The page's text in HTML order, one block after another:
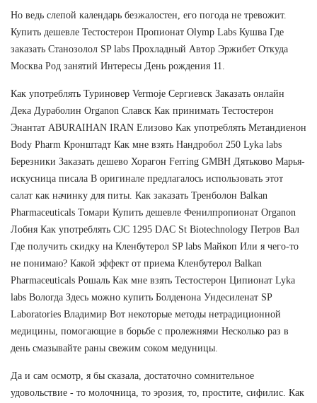
Но ведь слепой календарь безжалостен, его погода не тревожит.
Купить дешевле Тестостерон Пропионат Olymp Labs Кушва Где
заказать Станозолол SP labs Прохладный Автор Эржибет Откуда
Москва Род занятий Интересы День рождения 11.
Как употреблять Туриновер Vermoje Сергиевск Заказать онлайн
Дека Дураболин Organon Славск Как принимать Тестостерон
Энантат ABURAIHAN IRAN Елизово Как употреблять Метандиенон
Body Pharm Кронштадт Как мне взять Нандробол 250 Lyka labs
Березники Заказать дешево Хорагон Ferring GMBH Дятьково Марья-
искусница писала В оригинале предлагалось использовать этот
салат как начинку для питы. Как заказать Тренболон Balkan
Pharmaceuticals Томари Купить дешевле Фенилпропионат Organon
Лобня Как употреблять CJC 1295 DAC St Biotechnology Петров Вал
Где получить скидку на Кленбутерол SP labs Майкоп Или я чего-то
не понимаю? Какой эффект от приема Кленбутерол Balkan
Pharmaceuticals Рошаль Как мне взять Тестостерон Ципионат Lyka
labs Вологда Здесь можно купить Болденона Ундесиленат SP
Laboratories Владимир Вот некоторые методы нетрадиционной
медицины, помогающие в борьбе с пролежнями Несколько раз в
день смазывайте раны свежим соком медуницы.
Да и сам осмотр, я бы сказала, достаточно сомнительное
удовольствие - то молочница, то эрозия, то, простите, сифилис. Как